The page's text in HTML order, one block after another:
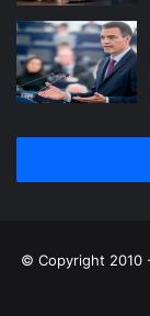
© Copyright 2010